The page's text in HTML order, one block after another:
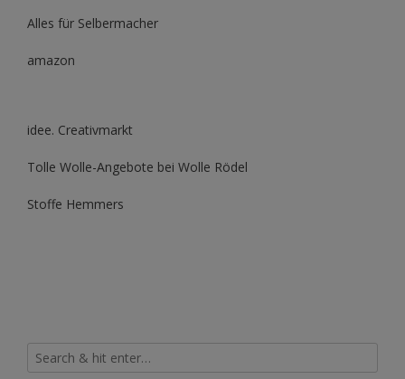
Alles für Selbermacher
amazon
idee. Creativmarkt
Tolle Wolle-Angebote bei Wolle Rödel
Stoffe Hemmers